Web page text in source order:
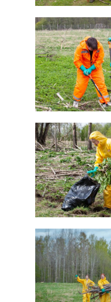
РЕКОМЕНДУЕМ
Участник СВО
Константин
Гавричков
представит
Ленобла ...
24 апреля, 14:04